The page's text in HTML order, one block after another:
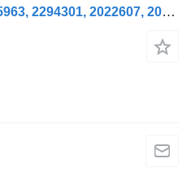
卡车 Scania – Coduri: 1775963, 2294301, 2022607, 2083785, 2054673, 1784018, 1777636, 2152806, 2110664, 2182503, 2294322, 1917540, 1858195, 1867766, 1888355, 1923417 的 控制单元 Controler electronic pentru vehicule